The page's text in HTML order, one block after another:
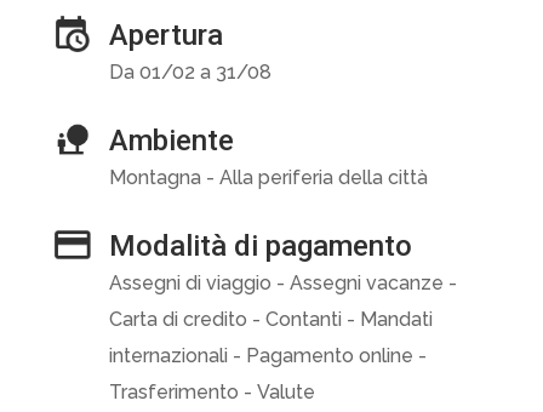
Apertura
Da 01/02 a 31/08
Ambiente
Montagna - Alla periferia della città
Modalità di pagamento
Assegni di viaggio - Assegni vacanze -
Carta di credito - Contanti - Mandati
internazionali - Pagamento online -
Trasferimento - Valute